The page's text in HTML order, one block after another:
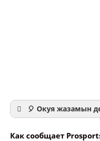
🎈 Окуя жазамын
Как сообщает